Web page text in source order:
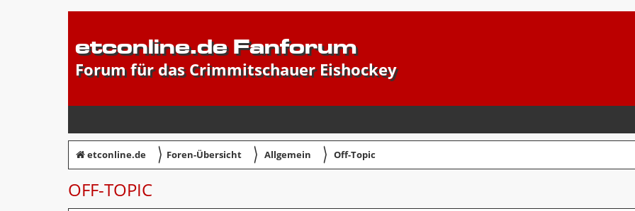
etconline.de Fanforum
Forum für das Crimmitschauer Eishockey
etconline.de 〉 Foren-Übersicht 〉 Allgemein 〉 Off-Topic
OFF-TOPIC